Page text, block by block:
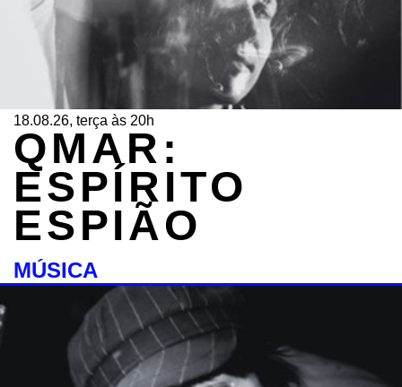
18.08.26, terça às 20h
QMAR:
ESPÍRITO
ESPIÃO
MÚSICA